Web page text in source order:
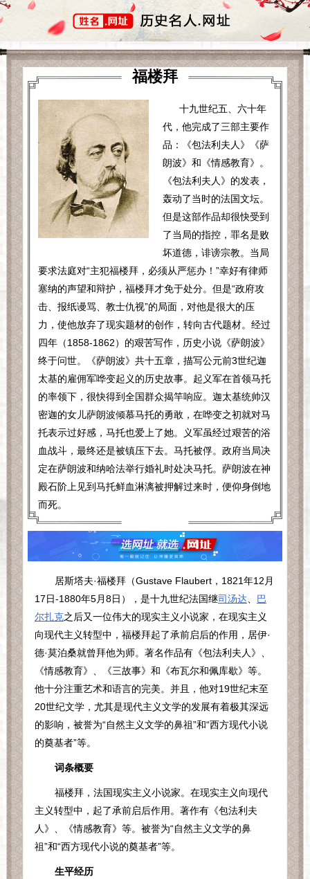
福楼拜
十九世纪五、六十年
代，他完成了三部主要作
品：《包法利夫人》《萨
朗波》和《情感教育》。
《包法利夫人》的发表，
轰动了当时的法国文坛。
但是这部作品却很快受到
了当局的指控，罪名是败
坏道德，诽谤宗教。当局
要求法庭对“主犯福楼拜，必须从严惩办！”幸好有律师
塞纳的声望和辩护，福楼拜才免于处分。但是“政府攻
击、报纸谩骂、教士仇视”的局面，对他是很大的压
力，使他放弃了现实题材的创作，转向古代题材。经过
四年（1858-1862）的艰苦写作，历史小说《萨朗波》
终于问世。《萨朗波》共十五章，描写公元前3世纪迦
太基的雇佣军哗变起义的历史故事。起义军在首领马托
的率领下，很快得到全国群众揭竿响应。迦太基统帅汉
密迦的女儿萨朗波倾慕马托的勇敢，在哗变之初就对马
托表示过好感，马托也爱上了她。义军虽经过艰苦的浴
血战斗，最终还是被镇压下去。马托被俘。政府当局决
定在萨朗波和纳哈法举行婚礼时处决马托。萨朗波在神
殿石阶上见到马托鲜血淋漓被押解过来时，便仰身倒地
而死。
居斯塔夫·福楼拜（Gustave Flaubert ， 1821年12 月
17日-1880年5月8日），是十九世纪法国继司汤达
巴
尔扎克之后又一位伟大的现实主义小说家，在现实主义
向现代主义转型中，福楼拜起了承前启后的作用，居伊·
德·莫泊桑就曾拜他为师。著名作品有《包法利夫人》、
《情感教育》、《三故事》和《布瓦尔和佩库歇》等。
他十分注重艺术和语言的完美。并且，他对19世纪末至
20世纪文学，尤其是现代主义文学的发展有着极其深远
的影响，被誉为“自然主义文学的鼻祖”和“西方现代小说
的奠基者”等。
词条概要
福楼拜，法国现实主义小说家。在现实主义向现代
主义转型中，起了承前启后作用。著作有《包法利夫
人》、《情感教育》等。被誉为“自然主义文学的鼻
祖”和“西方现代小说的奠基者”等。
生平经历